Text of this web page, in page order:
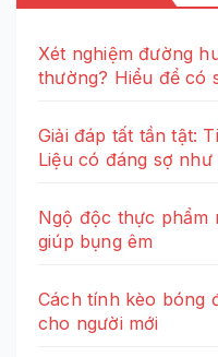
Xét nghiệm đường
thường? Hiểu để có
Giải đáp tất tần tật:
Liệu có đáng sợ như
Ngộ độc thực phẩm
giúp bụng êm
Cách tính kèo bóng
cho người mới